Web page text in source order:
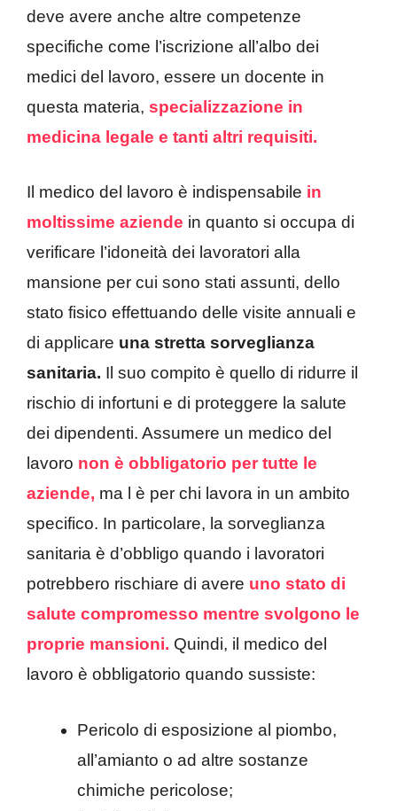
deve avere anche altre competenze
specifiche come l’iscrizione all’albo dei
medici del lavoro, essere un docente in
questa materia, specializzazione in
medicina legale e tanti altri requisiti.
Il medico del lavoro è indispensabile in
moltissime aziende in quanto si occupa di
verificare l’idoneità dei lavoratori alla
mansione per cui sono stati assunti, dello
stato fisico effettuando delle visite annuali e
di applicare una stretta sorveglianza
sanitaria. Il suo compito è quello di ridurre il
rischio di infortuni e di proteggere la salute
dei dipendenti. Assumere un medico del
lavoro non è obbligatorio per tutte le
aziende, ma l è per chi lavora in un ambito
specifico. In particolare, la sorveglianza
sanitaria è d’obbligo quando i lavoratori
potrebbero rischiare di avere uno stato di
salute compromesso mentre svolgono le
proprie mansioni. Quindi, il medico del
lavoro è obbligatorio quando sussiste:
Pericolo di esposizione al piombo,
all’amianto o ad altre sostanze
chimiche pericolose;